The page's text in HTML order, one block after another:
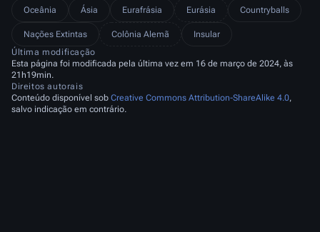
Oceânia Ásia Eurafrásia Eurásia Countryballs
Nações Extintas Colônia Alemã
Insular
Última modificação
Esta página foi modificada pela última vez em 16 de março de 2024, às
21h19min.
Direitos autorais
Conteúdo disponível sob Creative Commons Attribution-ShareAlike 4.0,
salvo indicação em contrário.